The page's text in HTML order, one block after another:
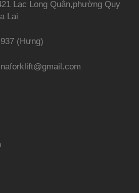
Lạc Long Quân,phường Quy
Lai
(Hưng)